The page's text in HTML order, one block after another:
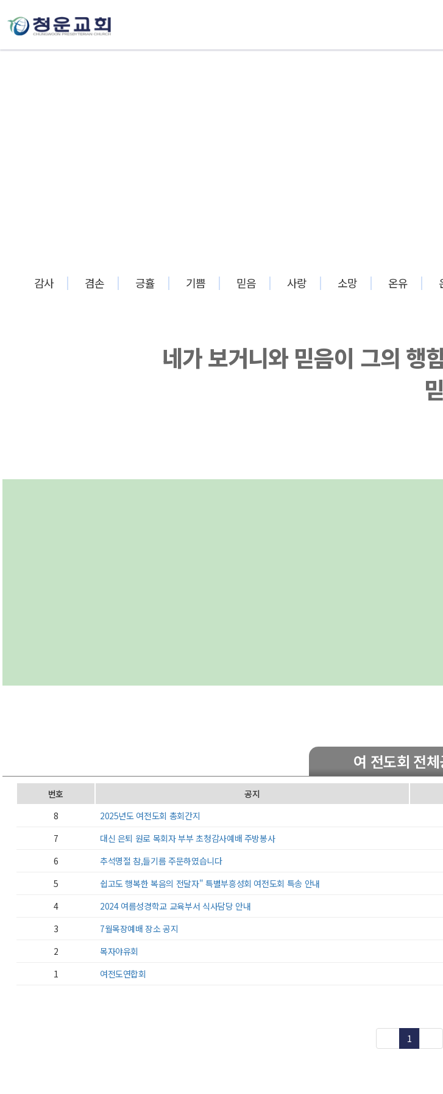
감사 겸손 긍휼 기쁨 믿음 사랑 소망 온유
네가 보거니와 믿음이 그의 행
여 전도회 전체
번호 공지
8
2025년도 여전도회 총회간지
7
대신 은퇴 원로 목회자 부부 초청감사예배 주방봉사
6
추석명절 참,들기름 주문하였습니다
5
쉽고도 행복한 복음의 전달자" 특별부흥성회 여전도회 특송 안내
4
2024 여름성경학교 교육부서 식사담당 안내
3
7월목장예배 장소 공지
2
목자야유회
1
여전도연합회
1